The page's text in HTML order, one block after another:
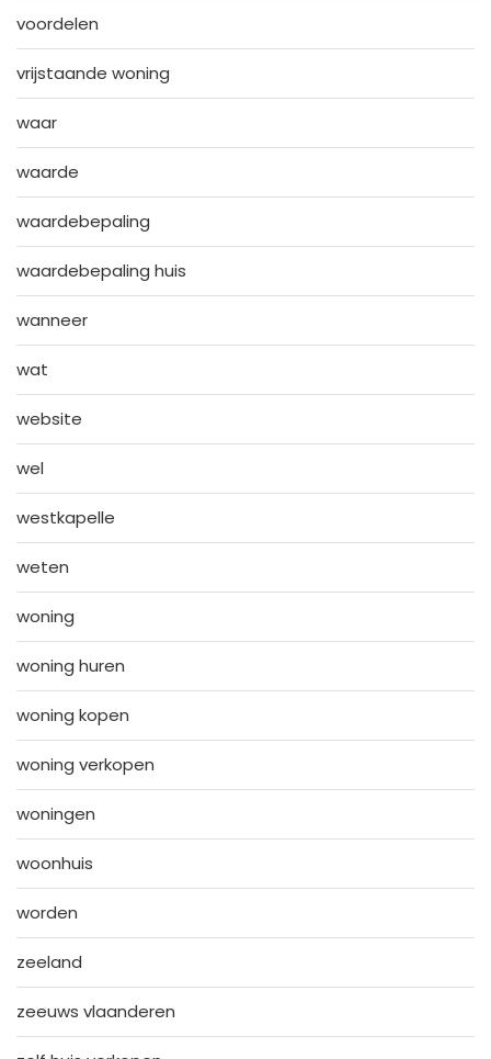
voordelen
vrijstaande woning
waar
waarde
waardebepaling
waardebepaling huis
wanneer
wat
website
wel
westkapelle
weten
woning
woning huren
woning kopen
woning verkopen
woningen
woonhuis
worden
zeeland
zeeuws vlaanderen